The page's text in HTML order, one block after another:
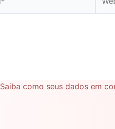
Saiba como seus dados em